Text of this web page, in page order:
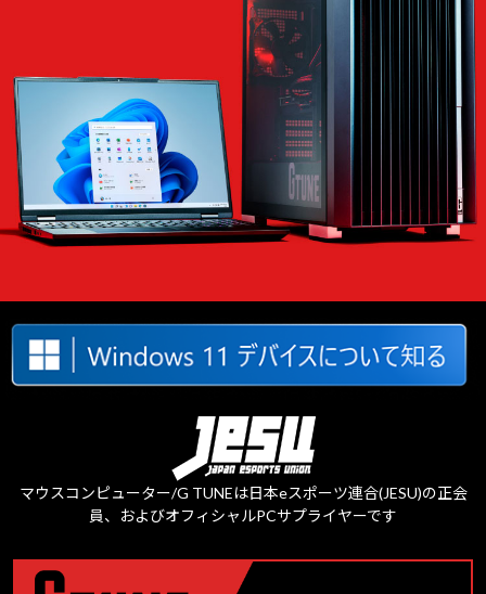
マウスコンピューター/G TUNEは日本eスポーツ連合(JESU)の正会
員、およびオフィシャルPCサプライヤーです